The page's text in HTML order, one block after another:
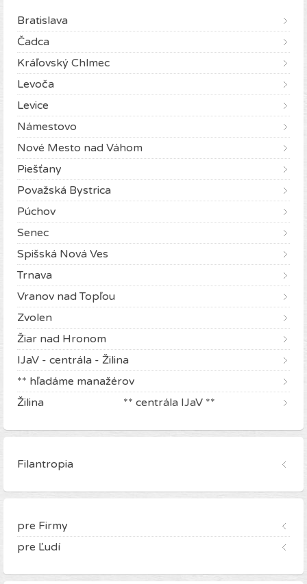
Bratislava
Čadca
Kráľovský Chlmec
Levoča
Levice
Námestovo
Nové Mesto nad Váhom
Piešťany
Považská Bystrica
Púchov
Senec
Spišská Nová Ves
Trnava
Vranov nad Topľou
Zvolen
Žiar nad Hronom
IJaV - centrála - Žilina
** hľadáme manažérov
Žilina ** centrála IJaV **
Filantropia
pre Firmy
pre Ľudí